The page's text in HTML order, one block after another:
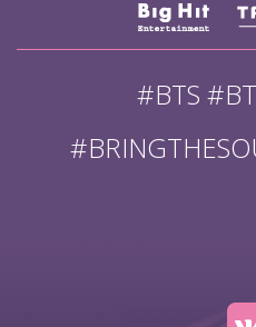
#BTS